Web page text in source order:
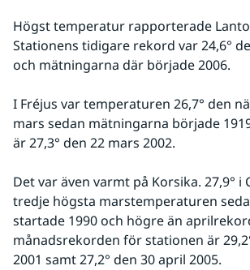
Högst temperatur rapporterade
Stationens tidigare rekord var 24,6°
och mätningarna där började 2006.
I Fréjus var temperaturen 26,7° den
mars sedan mätningarna började
är 27,3° den 22 mars 2002.
Det var även varmt på Korsika. 27,9° i
tredje högsta marstemperaturen
startade 1990 och högre än
månadsrekorden för stationen är
2001 samt 27,2° den 30 april 2005.